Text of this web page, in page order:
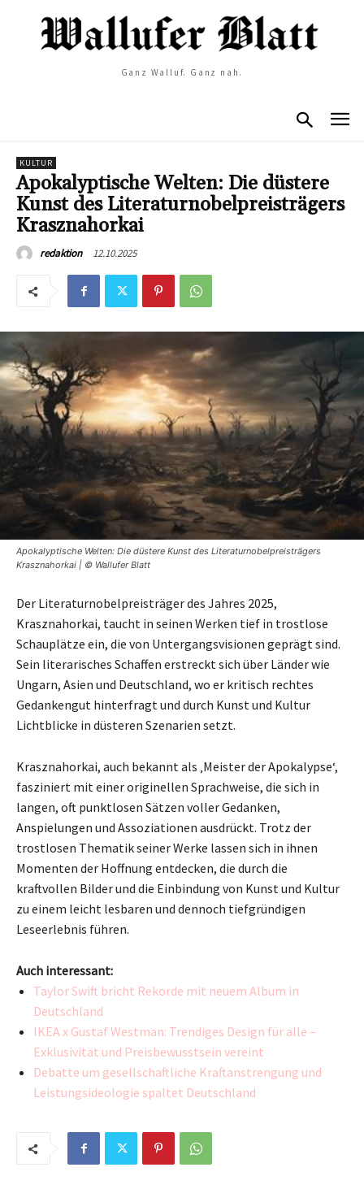
Ganz Walluf. Ganz nah.
KULTUR
Apokalyptische Welten: Die düstere
Kunst des Literaturnobelpreisträgers
Krasznahorkai
redaktion 12.10.2025
Apokalyptische Welten: Die düstere Kunst des Literaturnobelpreisträgers
Krasznahorkai | © Wallufer Blatt
Der Literaturnobelpreisträger des Jahres 2025,
Krasznahorkai, taucht in seinen Werken tief in trostlose
Schauplätze ein, die von Untergangsvisionen geprägt sind.
Sein literarisches Schaffen erstreckt sich über Länder wie
Ungarn, Asien und Deutschland, wo er kritisch rechtes
Gedankengut hinterfragt und durch Kunst und Kultur
Lichtblicke in düsteren Szenarien setzt.
Krasznahorkai, auch bekannt als ‚Meister der Apokalypse‘,
fasziniert mit einer originellen Sprachweise, die sich in
langen, oft punktlosen Sätzen voller Gedanken,
Anspielungen und Assoziationen ausdrückt. Trotz der
trostlosen Thematik seiner Werke lassen sich in ihnen
Momenten der Hoffnung entdecken, die durch die
kraftvollen Bilder und die Einbindung von Kunst und Kultur
zu einem leicht lesbaren und dennoch tiefgründigen
Leseerlebnis führen.
Auch interessant:
Taylor Swift bricht Rekorde mit neuem Album in
Deutschland
IKEA x Gustaf Westman: Trendiges Design für alle –
Exklusivität und Preisbewusstsein vereint
Debatte um gesellschaftliche Kraftanstrengung und
Leistungsideologie spaltet Deutschland